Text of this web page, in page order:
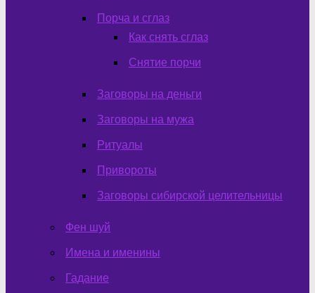
Порча и сглаз
Как снять сглаз
Снятие порчи
Заговоры на деньги
Заговоры на мужа
Ритуалы
Привороты
Заговоры сибирской целительницы
Фен шуй
Имена и именины
Гадание